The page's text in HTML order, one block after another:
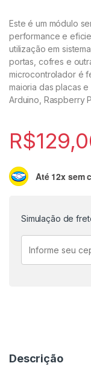
Este é um módulo
performance e
utilização em
portas, cofres e
microcontrolador é
maioria das placas
Arduino, Raspberry
R$
Até 12x sem
Simulação de
Descrição